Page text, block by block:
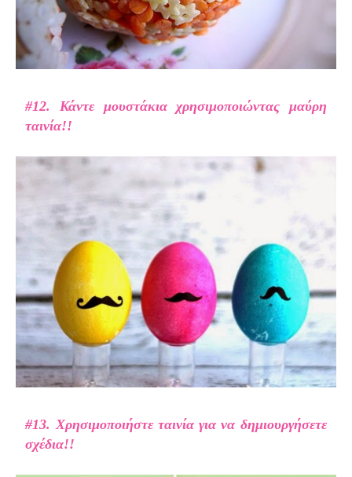
#12. Κάντε μουστάκια χρησιμοποιώντας μαύρη
ταινία!!
#13. Χρησιμοποιήστε ταινία για να δημιουργήσετε
σχέδια!!